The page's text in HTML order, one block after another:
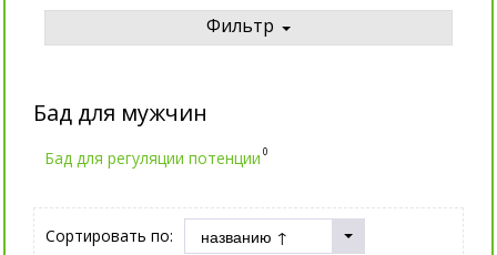
Фильтр
Бад для мужчин
Бад для регуляции потенции 0
Сортировать по: